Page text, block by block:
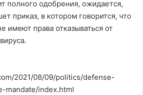
полного одобрения, ожидается,
приказ, в котором говорится, что
имеют права отказываться от
2021/08/09/politics/defense-
mandate/index.html